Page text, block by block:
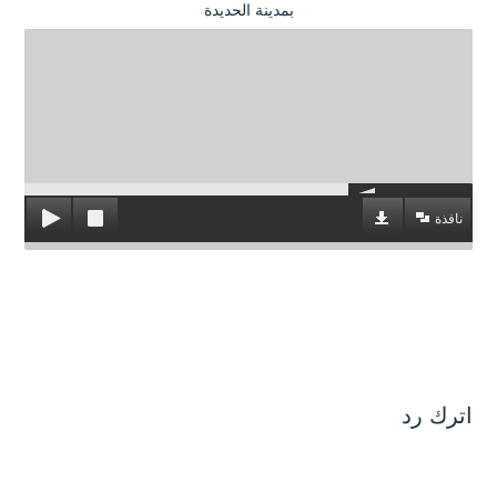
بمدينة الحديدة
نافذة
اترك رد